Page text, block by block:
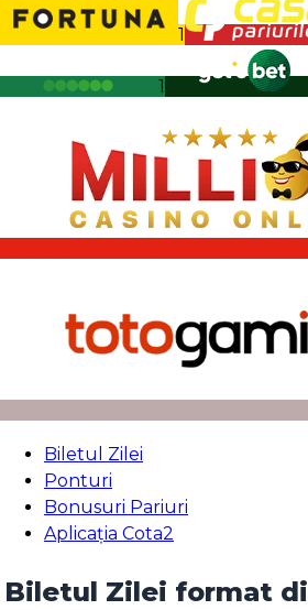
1
1
Biletul Zilei
Ponturi
Bonusuri Pariuri
Aplicația Cota2
Biletul Zilei format